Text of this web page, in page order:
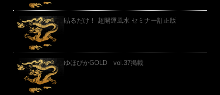
貼るだけ！ 超開運風水 セミナー訂正版
ゆほびかGOLD vol.37掲載